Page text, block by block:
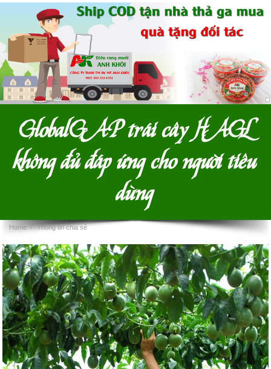
GlobalGAP trái cây HAGL
không đủ đáp ứng cho người tiêu
dùng
Home › Thông tin chia sẻ